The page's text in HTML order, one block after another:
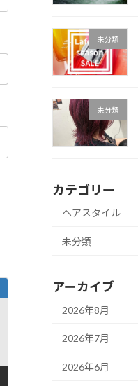
未分類
未分類
カテゴリー
ヘアスタイル
未分類
アーカイブ
2026年8月
2026年7月
2026年6月